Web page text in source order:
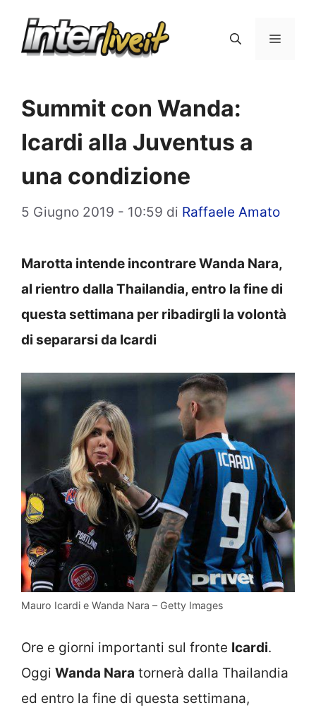
Menu
Summit con Wanda:
Icardi alla Juventus a
una condizione
5 Giugno 2019 - 10:59 di Raffaele Amato
Marotta intende incontrare Wanda Nara,
al rientro dalla Thailandia, entro la fine di
questa settimana per ribadirgli la volontà
di separarsi da Icardi
Mauro Icardi e Wanda Nara – Getty Images
Ore e giorni importanti sul fronte Icardi.
Oggi Wanda Nara tornerà dalla Thailandia
ed entro la fine di questa settimana,